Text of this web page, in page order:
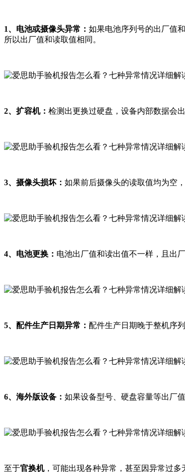
1、电池或摄像头异常： 如果电池序列号的出厂值
所以出厂值和读取值相同。
2、扩容机： 检测出更换过硬盘，设备内部数据会
3、摄像头损坏： 如果前后摄像头的读取值均为空
4、电池更换： 电池出厂值和读出值不一样，且出
5、配件生产日期异常： 配件生产日期晚于整机序
6、海外版设备： 如果设备型号、硬盘容量等出厂
至于官换机，可能出现各种异常，甚至因异常过多